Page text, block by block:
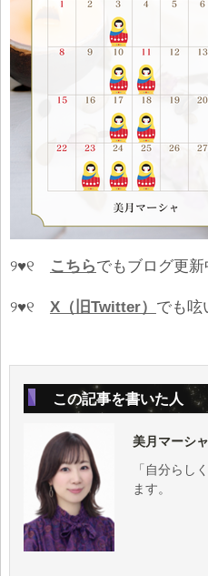
୨♥୧ こちらでもブログ更
୨♥୧ X（旧Twitter） でも呟
この記事を書いた人
美月マーシャ
「自分らし
ます。